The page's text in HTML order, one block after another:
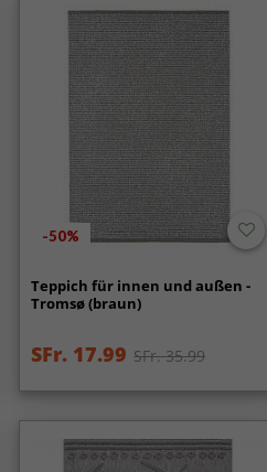
-50%
Teppich für innen und außen -
Tromsø (braun)
SFr. 17.99 SFr. 35.99